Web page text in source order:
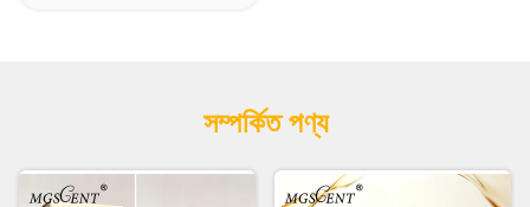
সম্পর্কিত পণ্য